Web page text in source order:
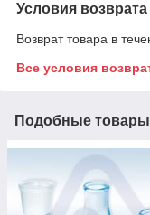
Условия возврата
Возврат товара в
Все условия
Подобные